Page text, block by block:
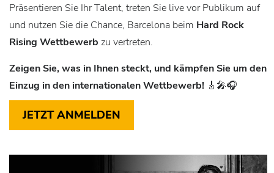
Präsentieren Sie Ihr Talent, treten Sie live vor Publikum auf
und nutzen Sie die Chance, Barcelona beim Hard Rock
Rising Wettbewerb zu vertreten.
Zeigen Sie, was in Ihnen steckt, und kämpfen Sie um den
Einzug in den internationalen Wettbewerb! 🎸🎤🎧
JETZT ANMELDEN